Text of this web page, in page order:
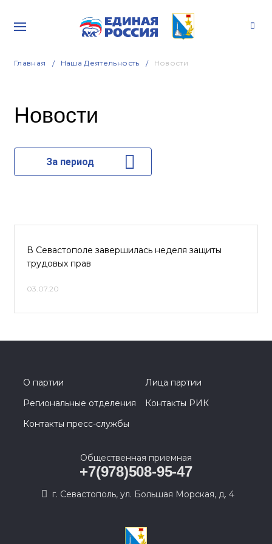
Главная Наша Деятельность Новости
Новости
За период
В Севастополе завершилась неделя защиты
трудовых прав
03.07.20
О партии
Лица партии
Региональные отделения
Контакты РИК
Контакты пресс-службы
Общественная приемная
+7(978)508-95-47
г. Севастополь, ул. Большая Морская, д. 4